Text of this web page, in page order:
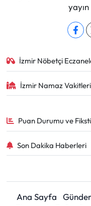
İzmir Nöbetçi
İzmir Namaz Vakitleri
Puan Durumu ve
Son Dakika Haberleri
Ana Sayfa